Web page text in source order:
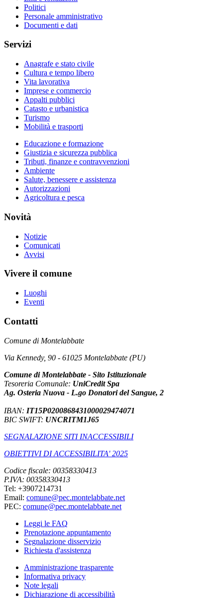
Politici
Personale amministrativo
Documenti e dati
Servizi
Anagrafe e stato civile
Cultura e tempo libero
Vita lavorativa
Imprese e commercio
Appalti pubblici
Catasto e urbanistica
Turismo
Mobilità e trasporti
Educazione e formazione
Giustizia e sicurezza pubblica
Tributi, finanze e contravvenzioni
Ambiente
Salute, benessere e assistenza
Autorizzazioni
Agricoltura e pesca
Novità
Notizie
Comunicati
Avvisi
Vivere il comune
Luoghi
Eventi
Contatti
Comune di Montelabbate
Via Kennedy, 90 - 61025 Montelabbate (PU)
Comune di Montelabbate - Sito Istituzionale
Tesoreria Comunale: UniCredit Spa
Ag. Osteria Nuova - L.go Donatori del Sangue, 2
IBAN: IT15P0200868431000029474071
BIC SWIFT: UNCRITM1J65
SEGNALAZIONE SITI INACCESSIBILI
OBIETTIVI DI ACCESSIBILITA' 2025
Codice fiscale: 00358330413
P.IVA: 00358330413
Tel: +3907214731
Email: comune@pec.montelabbate.net
PEC: comune@pec.montelabbate.net
Leggi le FAQ
Prenotazione appuntamento
Segnalazione disservizio
Richiesta d'assistenza
Amministrazione trasparente
Informativa privacy
Note legali
Dichiarazione di accessibilità